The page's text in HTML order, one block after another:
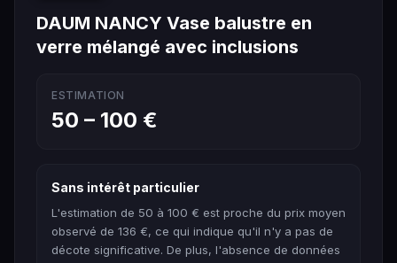
DAUM NANCY Vase balustre en
verre mélangé avec inclusions
ESTIMATION
50 – 100 €
Sans intérêt particulier
L'estimation de 50 à 100 € est proche du prix moyen
observé de 136 €, ce qui indique qu'il n'y a pas de
décote significative. De plus, l'absence de données